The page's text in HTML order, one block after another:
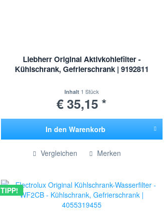
Liebherr Original Aktivkohlefilter -
Kühlschrank, Gefrierschrank | 9192811
Inhalt 1 Stück
€ 35,15 *
In den Warenkorb
Vergleichen Merken
TIPP!